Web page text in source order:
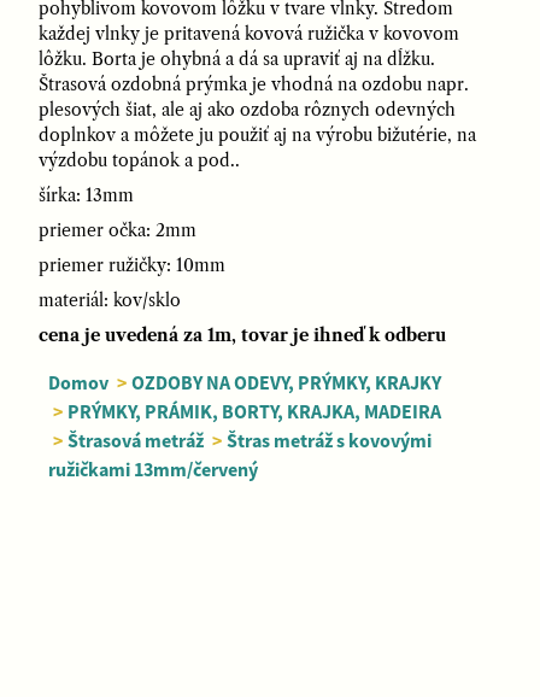
pohyblivom kovovom lôžku v tvare vlnky. Stredom
každej vlnky je pritavená kovová ružička v kovovom
lôžku. Borta je ohybná a dá sa upraviť aj na dĺžku.
Štrasová ozdobná prýmka je vhodná na ozdobu napr.
plesových šiat, ale aj ako ozdoba rôznych odevných
doplnkov a môžete ju použiť aj na výrobu bižutérie, na
výzdobu topánok a pod..
šírka: 13mm
priemer očka: 2mm
priemer ružičky: 10mm
materiál: kov/sklo
cena je uvedená za 1m, tovar je ihneď k odberu
Domov > OZDOBY NA ODEVY, PRÝMKY, KRAJKY
> PRÝMKY, PRÁMIK, BORTY, KRAJKA, MADEIRA
> Štrasová metráž > Štras metráž s kovovými
ružičkami 13mm/červený